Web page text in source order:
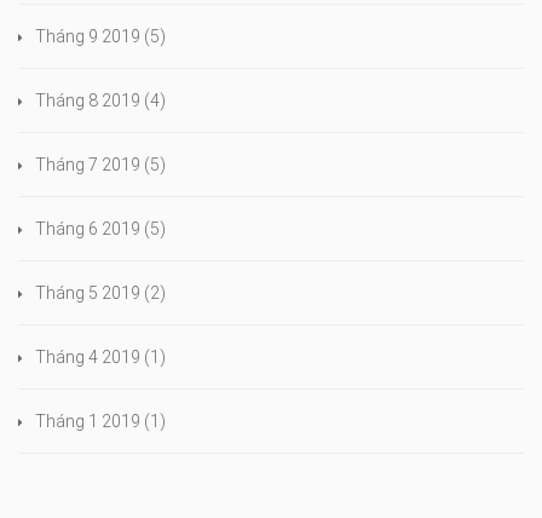
Tháng 9 2019 (5)
Tháng 8 2019 (4)
Tháng 7 2019 (5)
Tháng 6 2019 (5)
Tháng 5 2019 (2)
Tháng 4 2019 (1)
Tháng 1 2019 (1)